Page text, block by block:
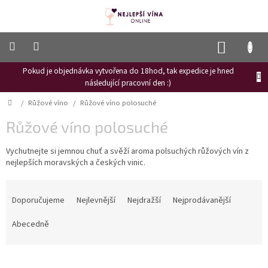
Pokud je objednávka vytvořena do 18hod, tak expedice je hned
následující pracovní den :)
Frizzante
Růžové
víno
Hroznový
Naši
novinky
Bílé
Domů
/ Růžové víno / Růžové víno polosuché
Růžové víno polosuché
Vychutnejte si jemnou chuť a svěží aroma polsuchých růžových vín z
nejlepších moravských a českých vinic.
Doporučujeme Nejlevnější Nejdražší
Nejprodávanější
Abecedně